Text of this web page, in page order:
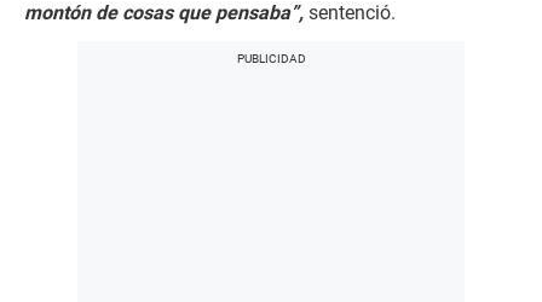
montón de cosas que pensaba”, sentenció.